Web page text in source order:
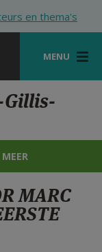
en thema's
MENU
Gillis-
MEER
MARC